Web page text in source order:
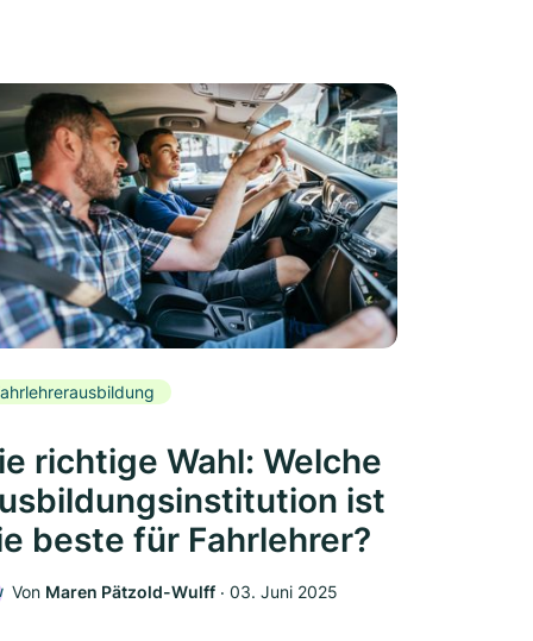
richtige Wahl: Welche
ist
beste für Fahrlehrer?
Von Maren Pätzold-Wulff ‧ 03. Juni 2025